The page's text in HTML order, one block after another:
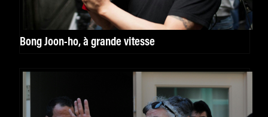
Bong Joon-ho, à grande vitesse